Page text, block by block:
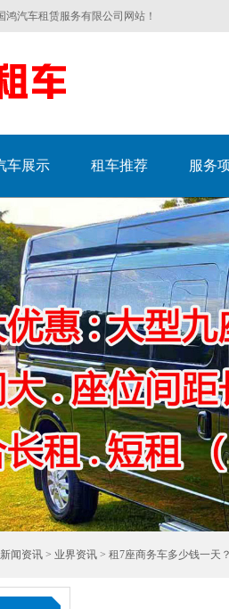
汽车租赁服务有限公司网站！
车展示 租车推荐 服务
新闻资讯 > 业界资讯 > 租7座商务车多少钱一天